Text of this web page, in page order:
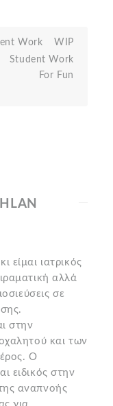
Work
WIP
Student Work
For Fun
είμαι ιατρικός
αλλά
σε
στην
και των
Ο
ειδικός στην
αναπνοής